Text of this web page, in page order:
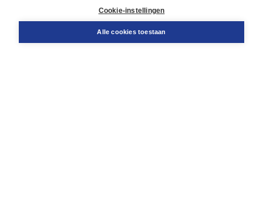
Cookie-instellingen
Alle cookies toestaan